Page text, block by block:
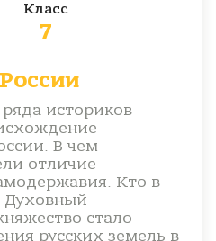
Класс
7
историков
В чем
отличие
Кто в
Духовный
стало
русских земель в